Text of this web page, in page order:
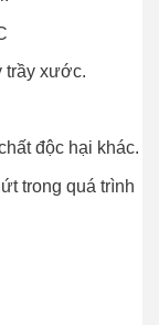
trầy xước.
độc hại khác.
trong quá trình